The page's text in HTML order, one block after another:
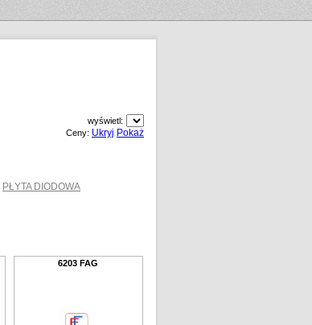
wyświetl:
Ceny: Ukryj Pokaż
PŁYTA DIODOWA
6203 FAG